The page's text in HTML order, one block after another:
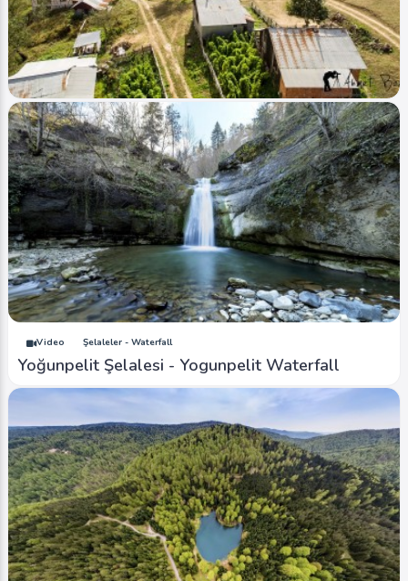
Eğrelti Yaylası - Egrelti Plateau
Ahmet Bozdemir 2 5453 1
Image Yaylalar - Plateaus
Oflu Yaylası - Oflu Plateau (Hava - Air)
Ahmet Bozdemir 0 4058 1
Video Şelaleler - Waterfall
Yoğunpelit Şelalesi - Yogunpelit Waterfall